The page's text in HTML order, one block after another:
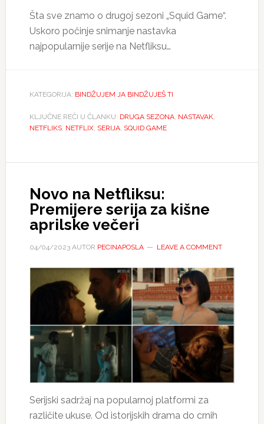
Šta sve znamo o drugoj sezoni „Squid Game“.
Uskoro počinje snimanje nastavka
najpopularnije serije na Netfliksu…
KATEGORIJA: BINDŽUJEM JA BINDŽUJEŠ TI
KLJUČNE REČI U ČLANKU: DRUGA SEZONA, NASTAVAK,
NETFLIKS, NETFLIX, SERIJA, SQUID GAME
Novo na Netfliksu:
Premijere serija za kišne
aprilske večeri
04/04/2023AUTOR PECINAPOSLA LEAVE A COMMENT
Serijski sadržaj na popularnoj platformi za
različite ukuse. Od istorijskih drama do crnih